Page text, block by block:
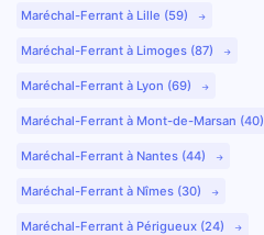
Maréchal-Ferrant à Lille (59)
Maréchal-Ferrant à Limoges (87)
Maréchal-Ferrant à Lyon (69)
Maréchal-Ferrant à Mont-de-Marsan (40)
Maréchal-Ferrant à Nantes (44)
Maréchal-Ferrant à Nîmes (30)
Maréchal-Ferrant à Périgueux (24)